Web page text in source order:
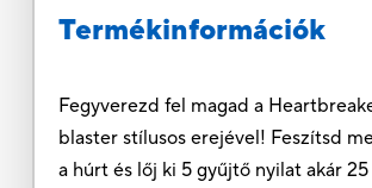
Termékinformációk
Fegyverezd fel magad a
blaster stílusos erejével! Feszítsd
a húrt és lőj ki 5 gyűjtő nyilat akár